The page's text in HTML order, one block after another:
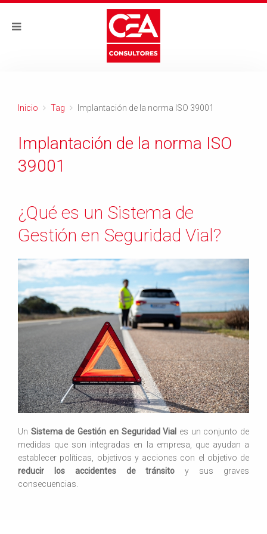
Inicio Tag Implantación de la norma ISO 39001
Implantación de la norma ISO
39001
¿Qué es un Sistema de
Gestión en Seguridad Vial?
Un Sistema de Gestión en Seguridad Vial es un conjunto de
medidas que son integradas en la empresa, que ayudan a
establecer políticas, objetivos y acciones con el objetivo de
reducir los accidentes de tránsito y sus graves
consecuencias.